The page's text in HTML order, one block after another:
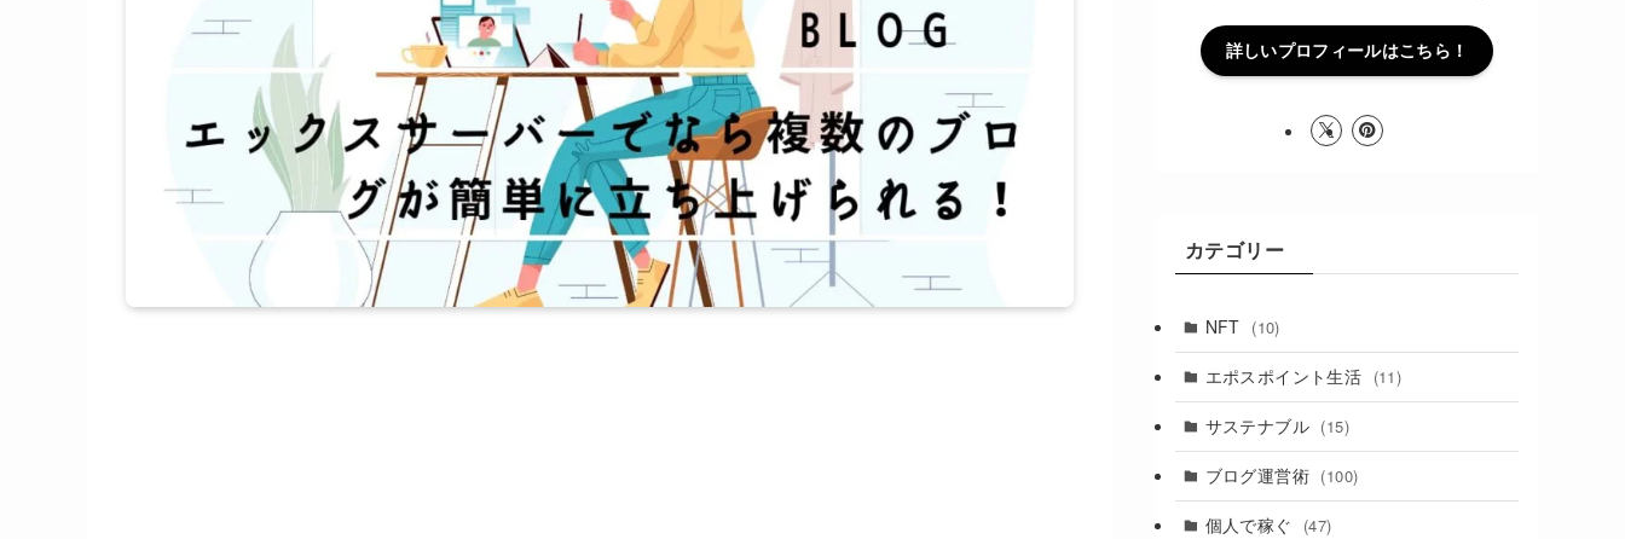
詳しいプロフィールはこちら！
カテゴリー
NFT (10)
エポスポイント生活 (11)
サステナブル (15)
ブログ運営術 (100)
個人で稼ぐ (47)